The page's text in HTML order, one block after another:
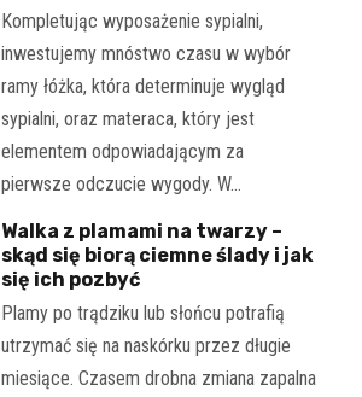
Kompletując wyposażenie sypialni,
inwestujemy mnóstwo czasu w wybór
ramy łóżka, która determinuje wygląd
sypialni, oraz materaca, który jest
elementem odpowiadającym za
pierwsze odczucie wygody. W…
Walka z plamami na twarzy –
skąd się biorą ciemne ślady i jak
się ich pozbyć
Plamy po trądziku lub słońcu potrafią
utrzymać się na naskórku przez długie
miesiące. Czasem drobna zmiana zapalna